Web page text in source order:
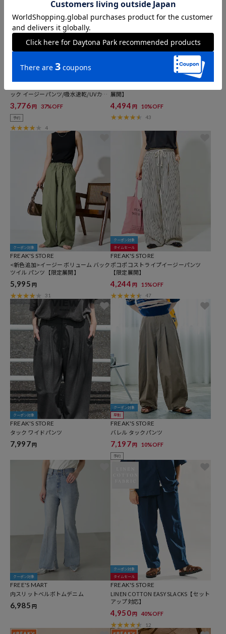
タイムセール
早割
ック イージーパンツ/吸水速乾/UVカッ
ト【限定展開】
3,776円 37%OFF
予約
4
展開】
4,494 円 10%OFF
43
クーポン対象
FREAK'S STORE
<新色追加>イージー ボリューム バック
ツイル パンツ【限定展開】
5,995 円
31
クーポン対象
タイムセール
FREAK'S STORE
ポコポコストライプイージーパンツ
【限定展開】
4,244 円 15%OFF
47
クーポン対象
FREAK'S STORE
タック ワイドパンツ
7,997 円
クーポン対象
早割
FREAK'S STORE
バレル タックパンツ
7,197 円 10%OFF
予約
クーポン対象
FREE'S MART
内スリットベルボトムデニム
6,985 円
クーポン対象
タイムセール
FREAK'S STORE
LINEN COTTON EASY SLACKS【セット
アップ対応】
4,950 円 40%OFF
12